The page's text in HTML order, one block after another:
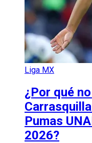
Liga MX
¿Por qué
Pumas
2026?